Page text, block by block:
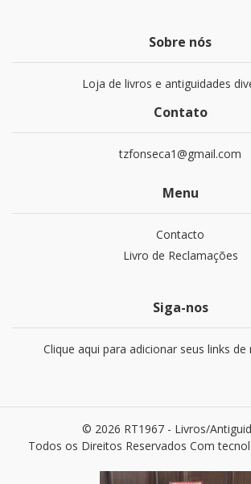
Sobre nós
Loja de livros e antiguidades
Contato
tzfonseca1@gmail.com
Menu
Contacto
Livro de Reclamações
Siga-nos
Clique aqui para adicionar seus links de
© 2026 RT1967 - Livros/
Todos os Direitos Reservados Com